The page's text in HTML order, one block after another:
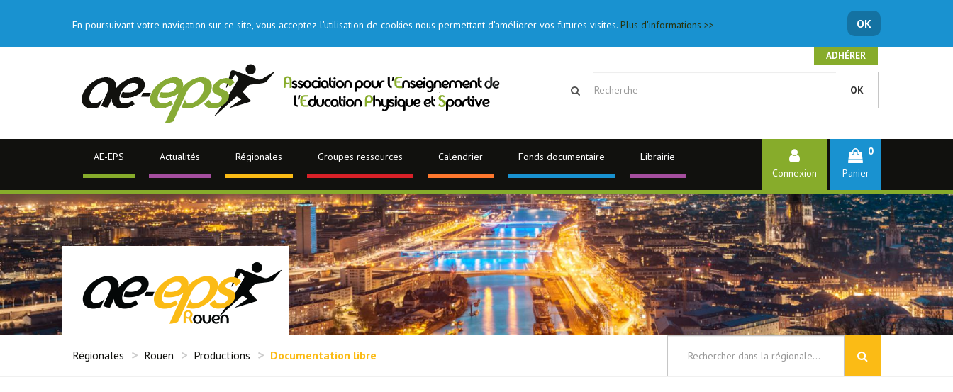
En poursuivant votre navigation sur ce site, vous acceptez l'utilisation de cookies nous permettant d'améliorer vos futures visites. Plus d'informations >> OK
ADHÉRER
OK
AE-EPS Actualités Régionales Groupes ressources Calendrier Fonds documentaire
Librairie
Connexion
0
Panier
Régionales Rouen Productions Documentation libre